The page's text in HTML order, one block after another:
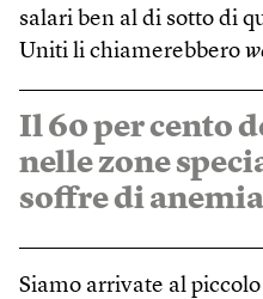
salari ben al di sotto di
Uniti li chiamerebbero
Il 60 per cento
nelle zone
soffre di anemia
Siamo arrivate al